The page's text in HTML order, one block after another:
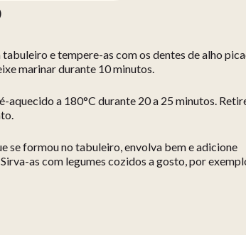
e tempere-as com os dentes de alho
marinar durante 10 minutos.
aquecido a 180°C durante 20 a 25 minutos.
se formou no tabuleiro, envolva bem e adicione
as com legumes cozidos a gosto, por